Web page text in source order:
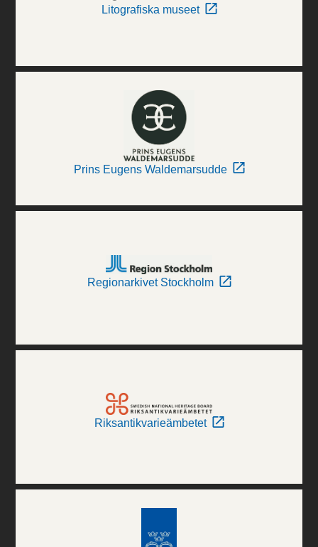
Litografiska museet
Prins Eugens Waldemarsudde
Regionarkivet Stockholm
Riksantikvarieämbetet